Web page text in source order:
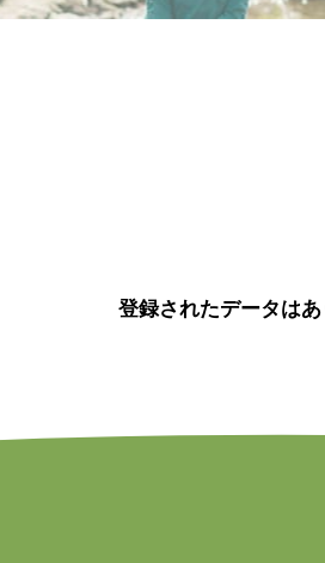
登録されたデータはあ